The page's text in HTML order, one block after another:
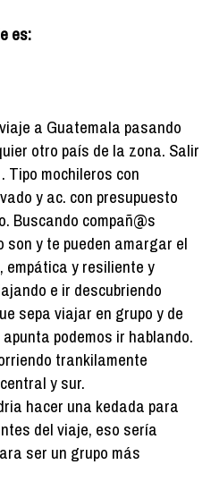
es:
a Guatemala pasando
otro país de la zona. Salir
Tipo mochileros con
y ac. con presupuesto
Buscando compañ@s
son y te pueden amargar el
empática y resiliente y
e ir descubriendo
sepa viajar en grupo y de
podemos ir hablando.
trankilamente
y sur.
hacer una kedada para
del viaje, eso sería
ser un grupo más